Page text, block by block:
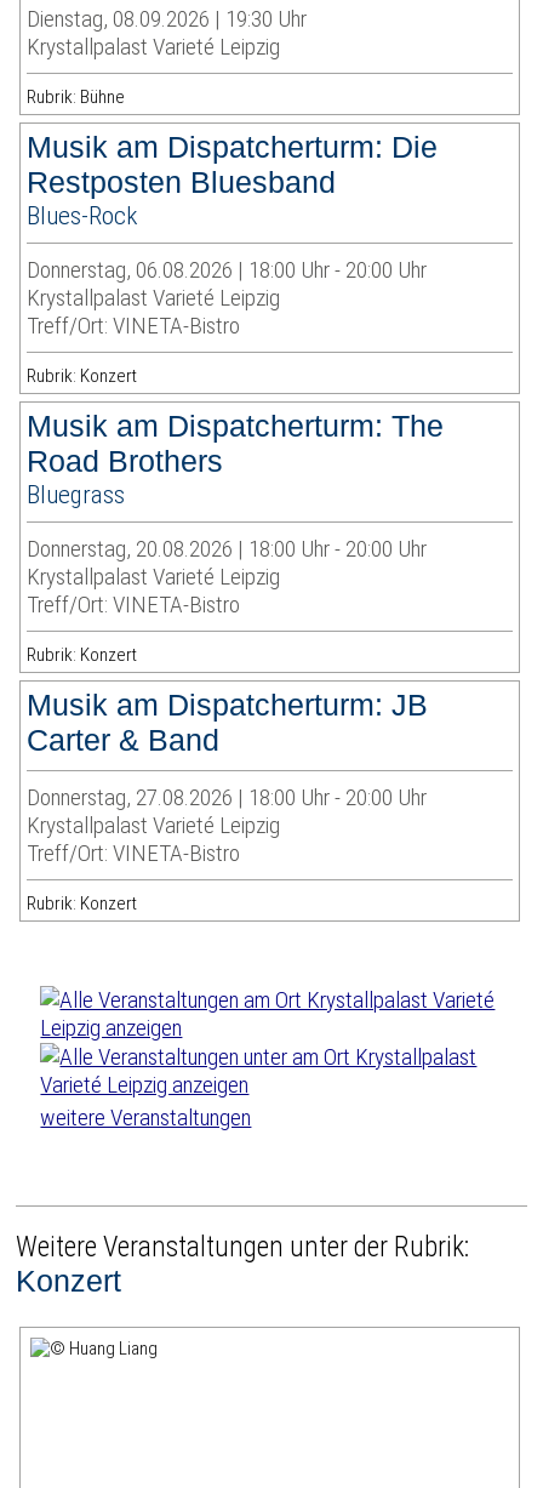
Dienstag, 08.09.2026 | 19:30 Uhr
Krystallpalast Varieté Leipzig
Rubrik: Bühne
Musik am Dispatcherturm: Die
Restposten Bluesband
Blues-Rock
Donnerstag, 06.08.2026 | 18:00 Uhr - 20:00 Uhr
Krystallpalast Varieté Leipzig
Treff/Ort: VINETA-Bistro
Rubrik: Konzert
Musik am Dispatcherturm: The
Road Brothers
Bluegrass
Donnerstag, 20.08.2026 | 18:00 Uhr - 20:00 Uhr
Krystallpalast Varieté Leipzig
Treff/Ort: VINETA-Bistro
Rubrik: Konzert
Musik am Dispatcherturm: JB
Carter & Band
Donnerstag, 27.08.2026 | 18:00 Uhr - 20:00 Uhr
Krystallpalast Varieté Leipzig
Treff/Ort: VINETA-Bistro
Rubrik: Konzert
weitere Veranstaltungen
Weitere Veranstaltungen unter der Rubrik:
Konzert